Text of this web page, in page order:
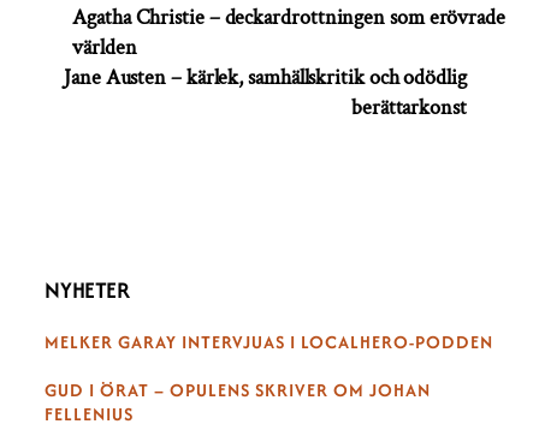
Agatha Christie – deckardrottningen som erövrade
världen
Jane Austen – kärlek, samhällskritik och odödlig
berättarkonst
NYHETER
MELKER GARAY INTERVJUAS I LOCALHERO-PODDEN
GUD I ÖRAT – OPULENS SKRIVER OM JOHAN
FELLENIUS